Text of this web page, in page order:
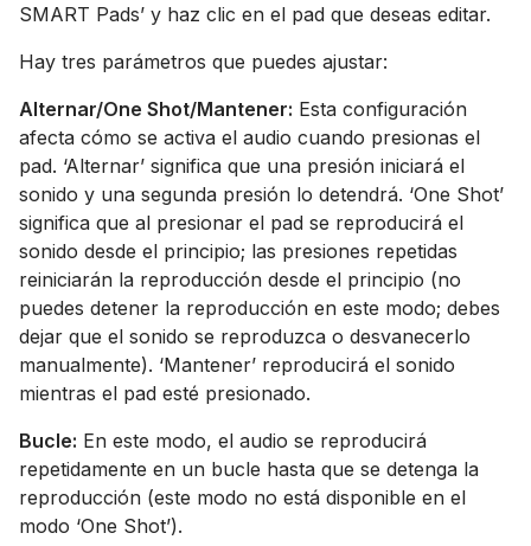
SMART Pads’ y haz clic en el pad que deseas editar.
Hay tres parámetros que puedes ajustar:
Alternar/One Shot/Mantener: Esta configuración
afecta cómo se activa el audio cuando presionas el
pad. ‘Alternar’ significa que una presión iniciará el
sonido y una segunda presión lo detendrá. ‘One Shot’
significa que al presionar el pad se reproducirá el
sonido desde el principio; las presiones repetidas
reiniciarán la reproducción desde el principio (no
puedes detener la reproducción en este modo; debes
dejar que el sonido se reproduzca o desvanecerlo
manualmente). ‘Mantener’ reproducirá el sonido
mientras el pad esté presionado.
Bucle: En este modo, el audio se reproducirá
repetidamente en un bucle hasta que se detenga la
reproducción (este modo no está disponible en el
modo ‘One Shot’).